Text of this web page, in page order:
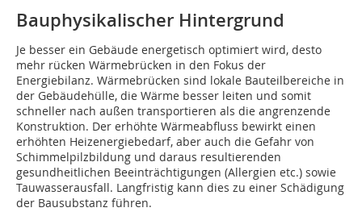
Bauphysikalischer Hintergrund
Je besser ein Gebäude energetisch optimiert wird, desto
mehr rücken Wärmebrücken in den Fokus der
Energiebilanz. Wärmebrücken sind lokale Bauteilbereiche in
der Gebäudehülle, die Wärme besser leiten und somit
schneller nach außen transportieren als die angrenzende
Konstruktion. Der erhöhte Wärmeabfluss bewirkt einen
erhöhten Heizenergiebedarf, aber auch die Gefahr von
Schimmelpilzbildung und daraus resultierenden
gesundheitlichen Beeinträchtigungen (Allergien etc.) sowie
Tauwasserausfall. Langfristig kann dies zu einer Schädigung
der Bausubstanz führen.